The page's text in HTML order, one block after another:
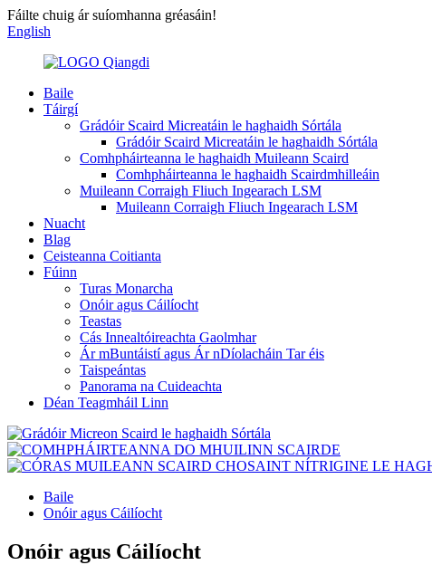
Fáilte chuig ár suíomhanna gréasáin!
English
Baile
Táirgí
Grádóir Scaird Micreatáin le haghaidh Sórtála
Grádóir Scaird Micreatáin le haghaidh Sórtála
Comhpháirteanna le haghaidh Muileann Scaird
Comhpháirteanna le haghaidh Scairdmhilleáin
Muileann Corraigh Fliuch Ingearach LSM
Muileann Corraigh Fliuch Ingearach LSM
Nuacht
Blag
Ceisteanna Coitianta
Fúinn
Turas Monarcha
Onóir agus Cáilíocht
Teastas
Cás Innealtóireachta Gaolmhar
Ár mBuntáistí agus Ár nDíolacháin Tar éis
Taispeántas
Panorama na Cuideachta
Déan Teagmháil Linn
Baile
Onóir agus Cáilíocht
Onóir agus Cáilíocht